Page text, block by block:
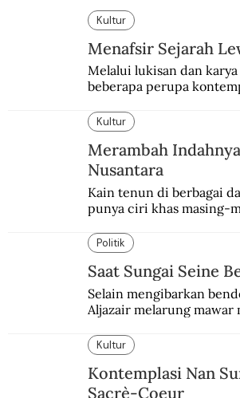
Kultur
Menafsir Sejarah
Melalui lukisan dan karya
beberapa perupa
Indonesia.
Kultur
Merambah
Nusantara
Kain tenun di berbagai
punya ciri khas masing-
belum memadai.
Politik
Saat Sungai Seine
Selain mengibarkan
Aljazair melarung mawar
Kultur
Kontemplasi Nan
Sacrè-Coeur